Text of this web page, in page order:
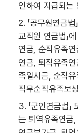
인하여 지급되는
2. 「공무원연금법
교직원 연금법」
연금, 순직유족
연금, 퇴직유족
족일시금, 순직
직무순직유족보
3. 「군인연금법」
는 퇴역유족연금